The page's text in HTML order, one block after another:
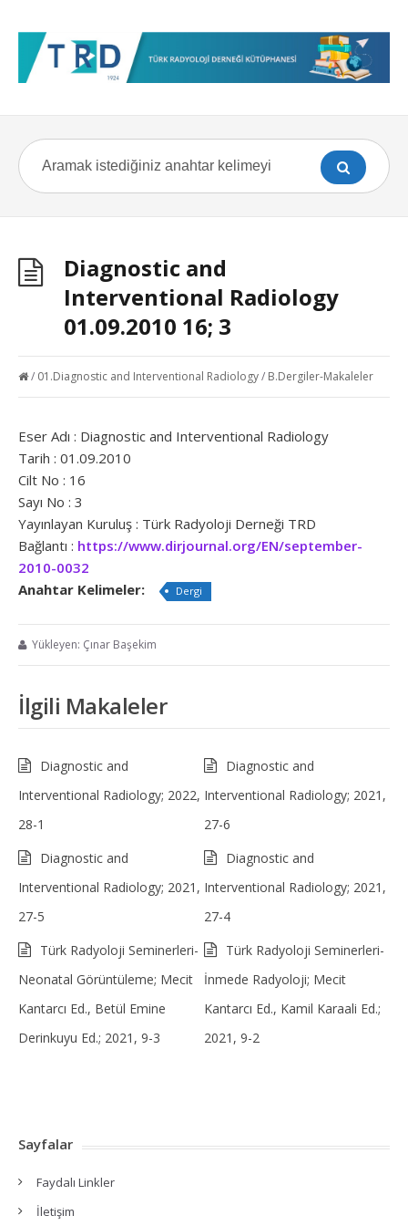
Diagnostic and
Interventional Radiology
01.09.2010 16; 3
/ 01.Diagnostic and Interventional Radiology/ B.Dergiler-Makaleler
Eser Adı : Diagnostic and Interventional Radiology
Tarih : 01.09.2010
Cilt No : 16
Sayı No : 3
Yayınlayan Kuruluş : Türk Radyoloji Derneği TRD
Bağlantı : https://www.dirjournal.org/EN/september-
2010-0032
Anahtar Kelimeler:
Dergi
Yükleyen: Çınar Başekim
İlgili Makaleler
Diagnostic and
Interventional Radiology; 2022,
28-1
Diagnostic and
Interventional Radiology; 2021,
27-6
Diagnostic and
Interventional Radiology; 2021,
27-5
Diagnostic and
Interventional Radiology; 2021,
27-4
Türk Radyoloji Seminerleri-
Neonatal Görüntüleme; Mecit
Kantarcı Ed., Betül Emine
Derinkuyu Ed.; 2021, 9-3
Türk Radyoloji Seminerleri-
İnmede Radyoloji; Mecit
Kantarcı Ed., Kamil Karaali Ed.;
2021, 9-2
Sayfalar
Faydalı Linkler
İletişim